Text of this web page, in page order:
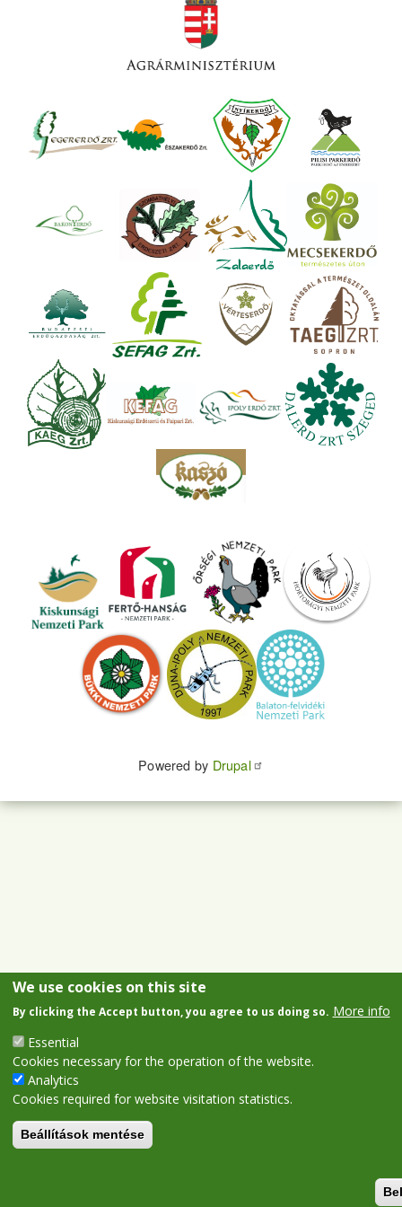
Powered by Drupal
We use cookies on this site
By clicking the Accept button, you agree to us doing so. More info
Essential
Cookies necessary for the operation of the website.
Analytics
Cookies required for website visitation statistics.
Beállítások mentése